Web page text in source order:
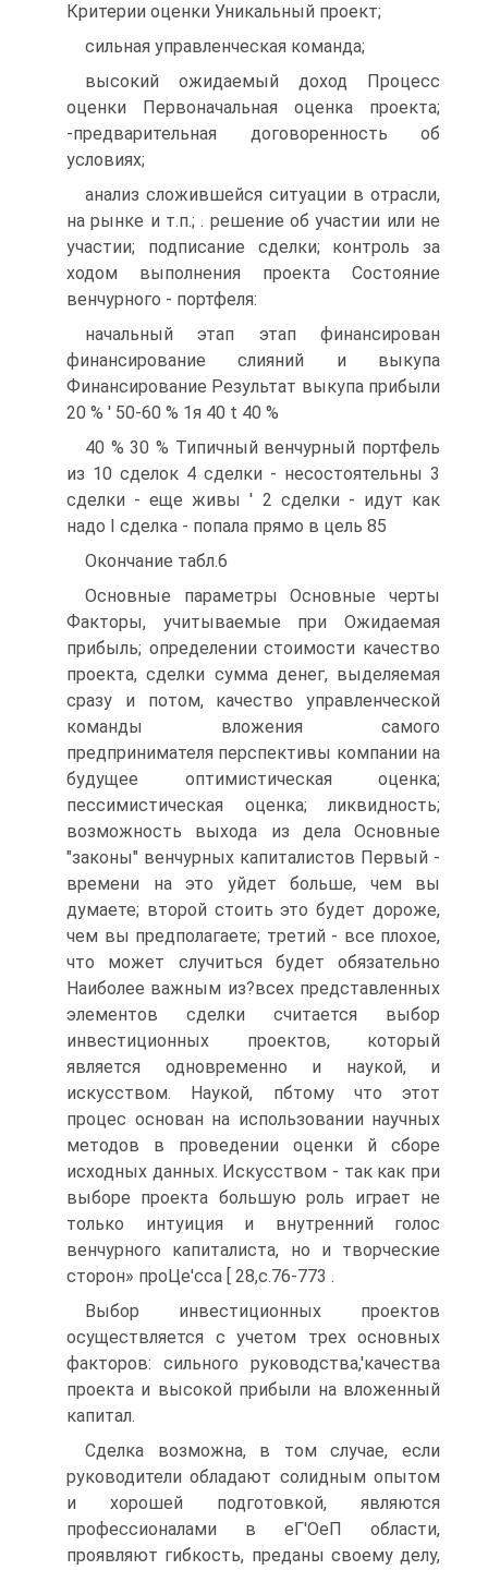
Критерии оценки Уникальный проект;
сильная управленческая команда;
высокий ожидаемый доход Процесс
оценки Первоначальная оценка проекта;
-предварительная договоренность об
условиях;
анализ сложившейся ситуации в отрасли,
на рынке и т.п.; . решение об участии или не
участии; подписание сделки; контроль за
ходом выполнения проекта Состояние
венчурного - портфеля:
начальный этап этап финансирован
финансирование слияний и выкупа
Финансирование Результат выкупа прибыли
20 % ' 50-60 % 1я 40 t 40 %
40 % 30 % Типичный венчурный портфель
из 10 сделок 4 сделки - несостоятельны 3
сделки - еще живы ' 2 сделки - идут как
надо I сделка - попала прямо в цель 85
Окончание табл.6
Основные параметры Основные черты
Факторы, учитываемые при Ожидаемая
прибыль; определении стоимости качество
проекта, сделки сумма денег, выделяемая
сразу и потом, качество управленческой
команды вложения самого
предпринимателя перспективы компании на
будущее оптимистическая оценка;
пессимистическая оценка; ликвидность;
возможность выхода из дела Основные
"законы" венчурных капиталистов Первый -
времени на это уйдет больше, чем вы
думаете; второй стоить это будет дороже,
чем вы предполагаете; третий - все плохое,
что может случиться будет обязательно
Наиболее важным из?всех представленных
элементов сделки считается выбор
инвестиционных проектов, который
является одновременно и наукой, и
искусством. Наукой, пбтому что этот
процес основан на использовании научных
методов в проведении оценки й сборе
исходных данных. Искусством - так как при
выборе проекта большую роль играет не
только интуиция и внутренний голос
венчурного капиталиста, но и творческие
сторон» проЦе'сса [ 28,с.76-773 .
Выбор инвестиционных проектов
осуществляется с учетом трех основных
факторов: сильного руководства,'качества
проекта и высокой прибыли на вложенный
капитал.
Сделка возможна, в том случае, если
руководители обладают солидным опытом
и хорошей подготовкой, являются
профессионалами в еГ'ОеП области,
проявляют гибкость, преданы своему делу,